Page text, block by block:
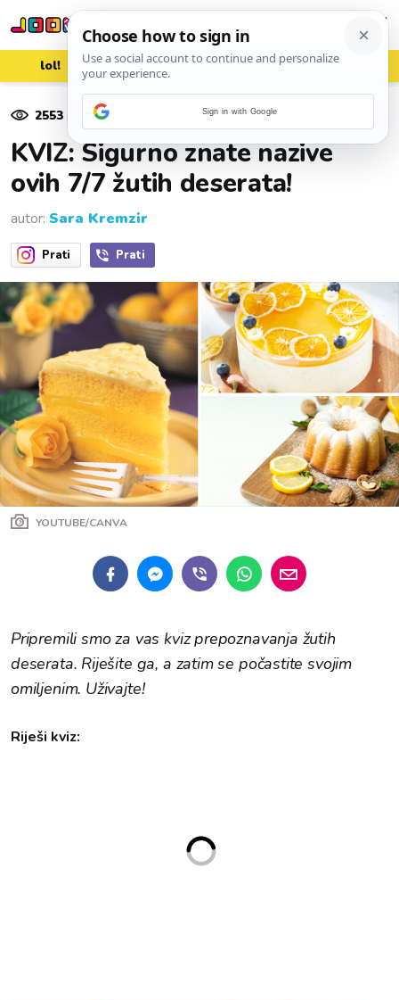
lol! aww vrh! woot?!
2553 pregleda
KVIZ: Sigurno znate nazive
ovih 7/7 žutih deserata!
autor: Sara Kremzir
Prati Prati
YOUTUBE/CANVA
Pripremili smo za vas kviz prepoznavanja žutih
deserata. Riješite ga, a zatim se počastite svojim
omiljenim. Uživajte!
Riješi kviz:
Sign in with Google